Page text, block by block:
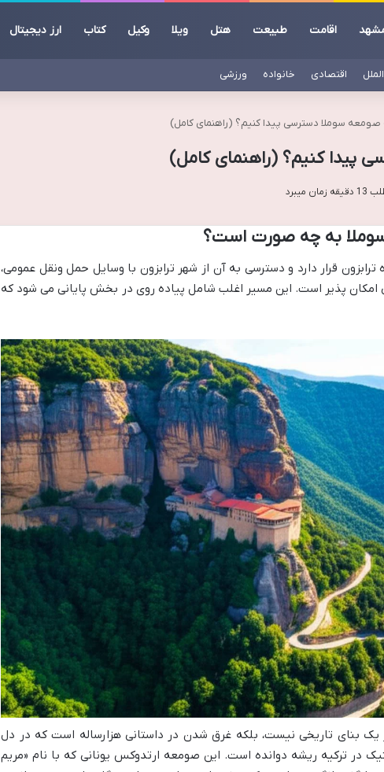
اقامت طبیعت هتل ویلا وکیل کتاب ارز دیجیتال
اقتصادی خانواده ورزشی
سوملا دسترسی پیدا کنیم؟ (راهنمای کامل)
پیدا کنیم؟ (راهنمای کامل)
میبرد
به چه صورت است؟
قرار دارد و دسترسی به آن از شهر ترابزون با وسایل حمل ونقل عمومی،
پذیر است. این مسیر اغلب شامل پیاده روی در بخش پایانی می شود که
یک بنای تاریخی نیست، بلکه غرق شدن در داستانی هزارساله است که در دل
در ترکیه ریشه دوانده است. این صومعه ارتدوکس یونانی که با نام «مریم